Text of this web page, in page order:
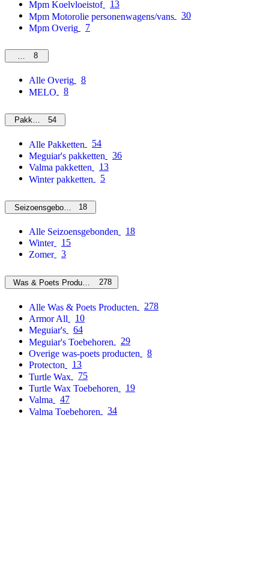
Mpm Koelvloeistof
13
Mpm Motorolie personenwagens/vans
30
Mpm Overig
7
Overig
8
Alle Overig
8
MELO
8
Pakketten54
Alle Pakketten
54
Meguiar's pakketten
36
Valma pakketten
13
Winter pakketten
5
Seizoensgebonden18
Alle Seizoensgebonden
18
Winter
15
Zomer
3
Was & Poets Producten 278
Alle Was & Poets Producten
278
Armor All
10
Meguiar's
64
Meguiar's Toebehoren
29
Overige was-poets producten
8
Protecton
13
Turtle Wax
75
Turtle Wax Toebehoren
19
Valma
47
Valma Toebehoren
34